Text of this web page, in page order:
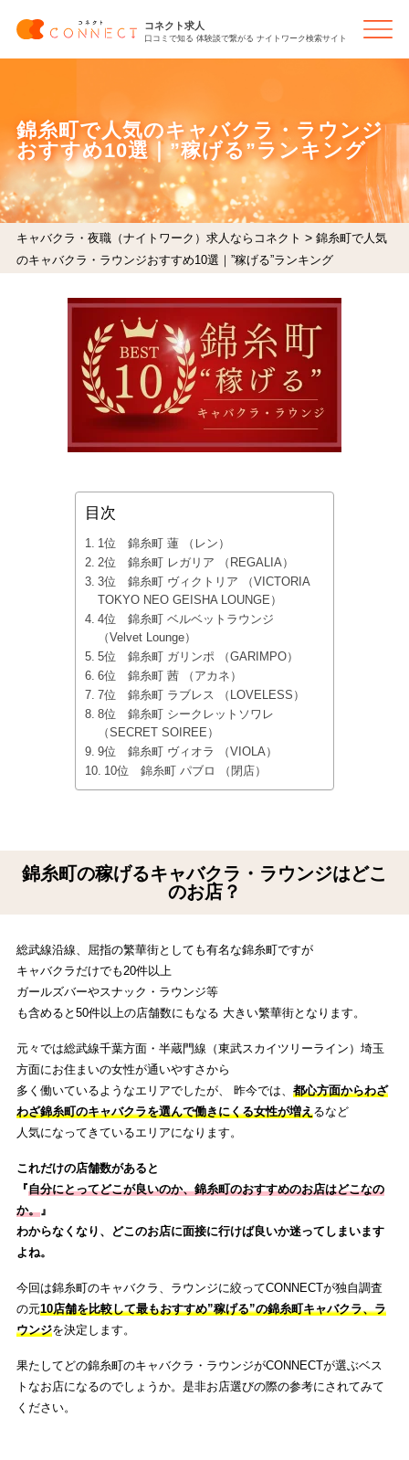
コネクト求人
口コミで知る 体験談で繋がる ナイトワーク検索サイト
錦糸町で人気のキャバクラ・ラウンジ
おすすめ10選｜”稼げる”ランキング
キャバクラ・夜職（ナイトワーク）求人ならコネクト > 錦糸町で人気
のキャバクラ・ラウンジおすすめ10選｜”稼げる”ランキング
目次
1位 錦糸町 蓮 （レン）
2位 錦糸町 レガリア （REGALIA）
3位 錦糸町 ヴィクトリア （VICTORIA
TOKYO NEO GEISHA LOUNGE）
4位 錦糸町 ベルベットラウンジ
（Velvet Lounge）
5位 錦糸町 ガリンポ （GARIMPO）
6位 錦糸町 茜 （アカネ）
7位 錦糸町 ラブレス （LOVELESS）
8位 錦糸町 シークレットソワレ
（SECRET SOIREE）
9位 錦糸町 ヴィオラ （VIOLA）
10位 錦糸町 パブロ （閉店）
錦糸町の稼げるキャバクラ・ラウンジはどこ
のお店？
総武線沿線、屈指の繁華街としても有名な錦糸町ですが
キャバクラだけでも20件以上
ガールズバーやスナック・ラウンジ等
も含めると50件以上の店舗数にもなる 大きい繁華街となります。
元々では総武線千葉方面・半蔵門線（東武スカイツリーライン）埼玉
方面にお住まいの女性が通いやすさから
多く働いているようなエリアでしたが、 昨今では、 都心方面からわざ
わざ錦糸町のキャバクラを選んで働きにくる女性が増えるなど
人気になってきているエリアになります。
これだけの店舗数があると
『自分にとってどこが良いのか、錦糸町のおすすめのお店はどこなの
か。』
わからなくなり、どこのお店に面接に行けば良いか迷ってしまいます
よね。
今回は錦糸町のキャバクラ、ラウンジに絞ってCONNECTが独自調査
の元10店舗を比較して最もおすすめ”稼げる”の錦糸町キャバクラ、ラ
ウンジを決定します。
果たしてどの錦糸町のキャバクラ・ラウンジがCONNECTが選ぶベス
トなお店になるのでしょうか。是非お店選びの際の参考にされてみて
ください。